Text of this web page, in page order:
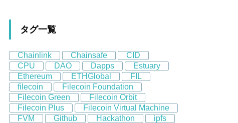
タグ一覧
Chainlink Chainsafe
CID
CPU
DAO Dapps
Estuary
Ethereum
ETHGlobal
FIL
filecoin
Filecoin Foundation
Filecoin Green
Filecoin Orbit
Filecoin Plus
Filecoin Virtual Machine
FVM
Github Hackathon
ipfs